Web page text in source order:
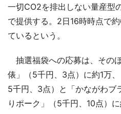
一切CO2を排出しない量産型
で提供する。2日16時時点で
ているという。
抽選福袋への応募は、その
俵」（5千円、3点）に約1万
5千円、3点）と「かながわブ
りポーク」（5千円、10点）に